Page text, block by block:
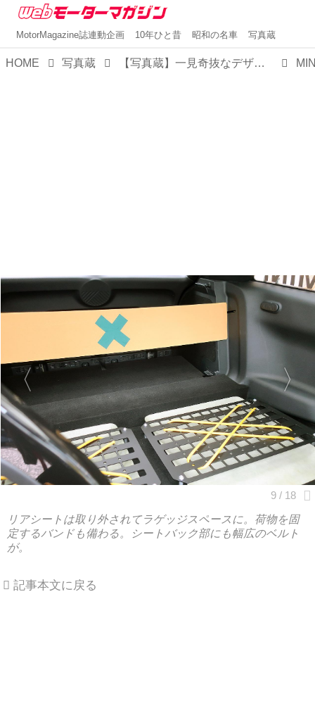
MotorMagazine誌連動企画 10年ひと昔 昭和の名車 写真蔵
HOME 写真蔵 【写真蔵】一見奇抜なデザインのMINI ザ・スケッグだが、ブランドのビジョンを具現化しつつも軽量化を徹底されていた
リアシートは取り外されてラゲッジスペースに。荷物を固
定するバンドも備わる。シートバック部にも幅広のベルト
が。
記事本文に戻る